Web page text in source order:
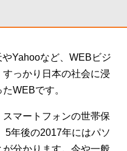
Yahooなど、WEBビジ
っかり日本の社会に浸
WEBです。
マートフォンの世帯保
5年後の2017年にはパソ
分かります。今や一般